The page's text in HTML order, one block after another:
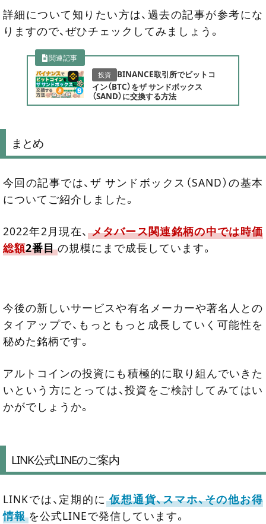
詳細について知りたい方は、過去の記事が参考にな
りますので、ぜひチェックしてみましょう。
関連記事
投資
BINANCE取引所でビットコ
イン（BTC）をザ サンドボックス
（SAND）に交換する方法
まとめ
今回の記事では、ザ サンドボックス（SAND）の基本
についてご紹介しました。
2022年2月現在、 メタバース関連銘柄の中では時価
総額2番目 の規模にまで成長しています。
今後の新しいサービスや有名メーカーや著名人との
タイアップで、もっともっと成長していく可能性を
秘めた銘柄です。
アルトコインの投資にも積極的に取り組んでいきた
いという方にとっては、投資をご検討してみてはい
かがでしょうか。
LINK公式LINEのご案内
LINKでは、定期的に 仮想通貨、スマホ、その他お得
情報 を公式LINEで発信しています。